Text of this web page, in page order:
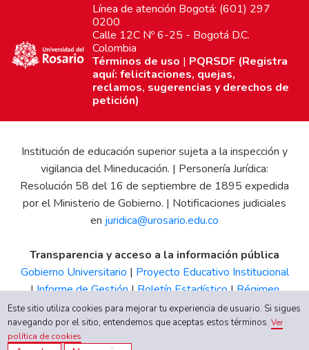
Línea de atención Bogotá: (601) 297
0200
Calle 12C Nº 6-25 - Bogotá D.C.
Colombia
Términos de uso | PQRSDF (Registra
aquí: felicitaciones, quejas,
reclamos, sugerencias y derechos de
petición)
Institución de educación superior sujeta a la inspección y
vigilancia del Mineducación. | Personería Jurídica:
Resolución 58 del 16 de septiembre de 1895 expedida
por el Ministerio de Gobierno. | Notificaciones judiciales
en juridica@urosario.edu.co
Transparencia y acceso a la información pública
Gobierno Universitario | Proyecto Educativo Institucional
|Informe de Gestión|Boletín Estadístico|Régimen
Tributario|Estados Financieros |Código de Ética| Canal
de Integridad UR
Este sitio utiliza cookies para mejorar tu experiencia de usuario. Si sigues
navegando por el sitio, entendemos que aceptas estos términos.Ver
política de cookies